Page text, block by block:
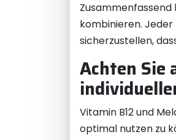
kombinieren. Jeder
sicherzustellen,
Achten Sie
Vitamin B12 und
optimal nutzen zu